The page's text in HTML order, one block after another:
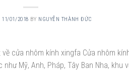
11/01/2018 BY NGUYỄN THÀNH ĐỨC
cửa nhôm kính xingfa Cửa nhôm
Mỹ, Anh, Pháp, Tây Ban Nha, khu